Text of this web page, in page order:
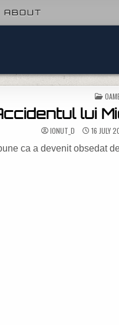
ABOUT
lui
IONUT_D 16 JULY
ca a devenit obsedat